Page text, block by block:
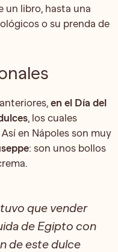
un libro, hasta una
o su prenda de
en el Día del
, los cuales
en Nápoles son muy
: son unos bollos
que vender
de Egipto con
de este dulce